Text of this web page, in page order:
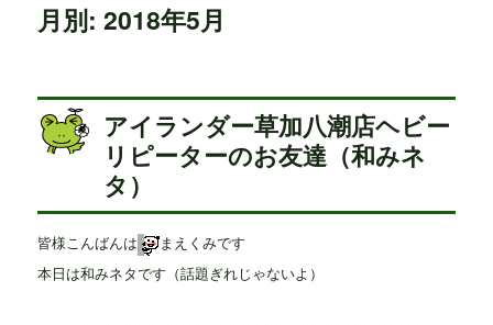
月別: 2018年5月
アイランダー草加八潮店ヘビー
リピーターのお友達（和みネ
タ）
皆様こんばんは
まえくみです
本日は和みネタです（話題ぎれじゃないよ）